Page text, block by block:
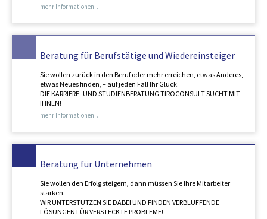
mehr Informationen…
Beratung für Berufstätige und Wiedereinsteiger
Sie wollen zurück in den Beruf oder mehr erreichen, etwas Anderes,
etwas Neues finden, – auf jeden Fall Ihr Glück.
DIE KARRIERE- UND STUDIENBERATUNG TIROCONSULT SUCHT MIT
IHNEN!
mehr Informationen…
Beratung für Unternehmen
Sie wollen den Erfolg steigern, dann müssen Sie Ihre Mitarbeiter
stärken.
WIR UNTERSTÜTZEN SIE DABEI UND FINDEN VERBLÜFFENDE
LÖSUNGEN FÜR VERSTECKTE PROBLEME!